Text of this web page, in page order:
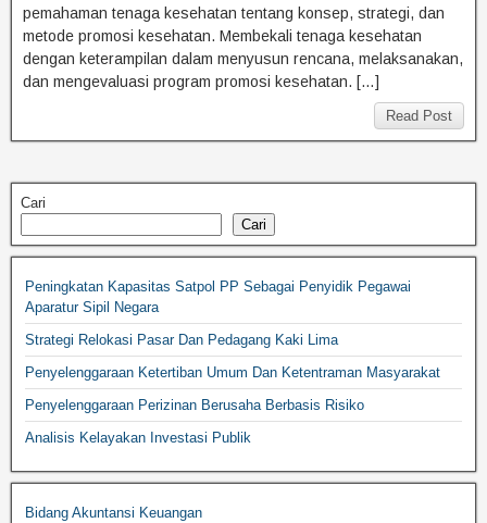
pemahaman tenaga kesehatan tentang konsep, strategi, dan
metode promosi kesehatan. Membekali tenaga kesehatan
dengan keterampilan dalam menyusun rencana, melaksanakan,
dan mengevaluasi program promosi kesehatan. […]
Read Post
Cari
Cari
Peningkatan Kapasitas Satpol PP Sebagai Penyidik Pegawai
Aparatur Sipil Negara
Strategi Relokasi Pasar Dan Pedagang Kaki Lima
Penyelenggaraan Ketertiban Umum Dan Ketentraman Masyarakat
Penyelenggaraan Perizinan Berusaha Berbasis Risiko
Analisis Kelayakan Investasi Publik
Bidang Akuntansi Keuangan